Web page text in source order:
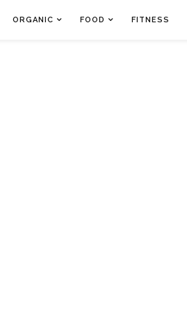
ORGANIC FOOD FITNESS